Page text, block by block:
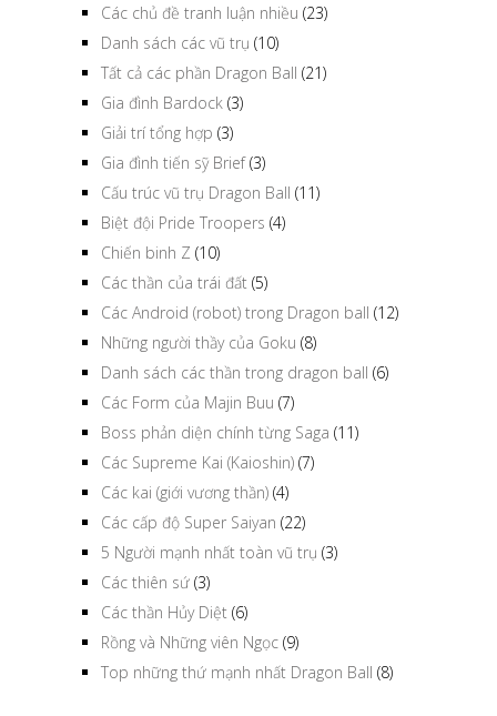
Các chủ đề tranh luận nhiều (23)
Danh sách các vũ trụ (10)
Tất cả các phần Dragon Ball (21)
Gia đình Bardock (3)
Giải trí tổng hợp (3)
Gia đình tiến sỹ Brief(3)
Cấu trúc vũ trụ Dragon Ball (11)
Biệt đội Pride Troopers (4)
Chiến binh Z (10)
Các thần của trái đất (5)
Các Android (robot) trong Dragon ball (12)
Những người thầy của Goku (8)
Danh sách các thần trong dragon ball (6)
Các Form của Majin Buu (7)
Boss phản diện chính từng Saga (11)
Các Supreme Kai (Kaioshin) (7)
Các kai (giới vương thần) (4)
Các cấp độ Super Saiyan (22)
5 Người mạnh nhất toàn vũ trụ (3)
Các thiên sứ (3)
Các thần Hủy Diệt (6)
Rồng và Những viên Ngọc (9)
Top những thứ mạnh nhất Dragon Ball (8)